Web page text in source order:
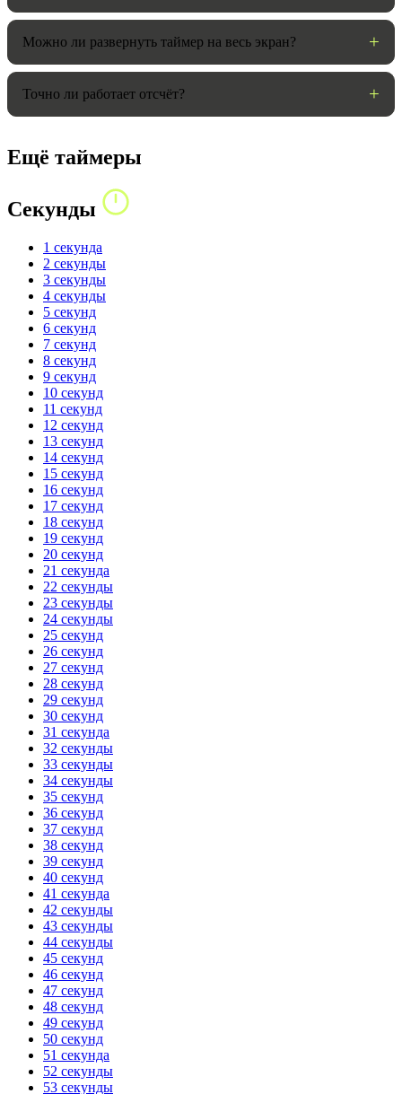
Можно ли развернуть таймер на весь экран?
Точно ли работает отсчёт?
Ещё таймеры
Секунды
1 секунда
2 секунды
3 секунды
4 секунды
5 секунд
6 секунд
7 секунд
8 секунд
9 секунд
10 секунд
11 секунд
12 секунд
13 секунд
14 секунд
15 секунд
16 секунд
17 секунд
18 секунд
19 секунд
20 секунд
21 секунда
22 секунды
23 секунды
24 секунды
25 секунд
26 секунд
27 секунд
28 секунд
29 секунд
30 секунд
31 секунда
32 секунды
33 секунды
34 секунды
35 секунд
36 секунд
37 секунд
38 секунд
39 секунд
40 секунд
41 секунда
42 секунды
43 секунды
44 секунды
45 секунд
46 секунд
47 секунд
48 секунд
49 секунд
50 секунд
51 секунда
52 секунды
53 секунды